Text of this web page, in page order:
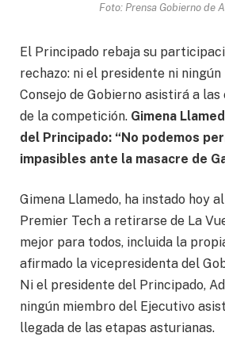
Foto: Prensa Gobierno de
El Principado rebaja su
rechazo: ni el presidente ni
Consejo de Gobierno asistirá a
de la competición. Gimena
del Principado: “No podemos
impasibles ante la masacre de
Gimena Llamedo, ha instado hoy
Premier Tech a retirarse de La
mejor para todos, incluida la
afirmado la vicepresidenta del
Ni el presidente del Principado,
ningún miembro del Ejecutivo
llegada de las etapas asturianas.